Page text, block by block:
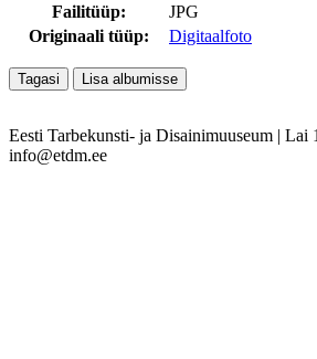
Failitüüp:
JPG
Originaali tüüp:
Digitaalfoto
Eesti Tarbekunsti- ja Disainimuuseum | Lai
info@etdm.ee